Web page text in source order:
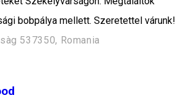
bobpálya mellett. Szeretettel várunk!
537350, Romania